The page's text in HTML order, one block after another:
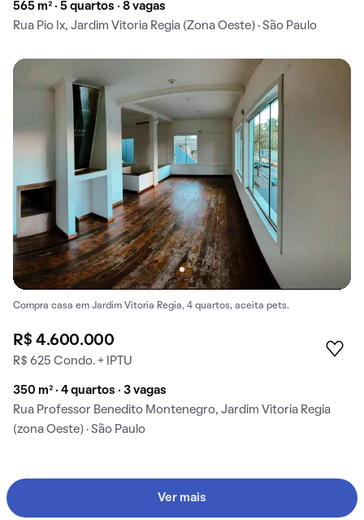
565 m² · 5 quartos · 8 vagas
Rua Pio Ix, Jardim Vitoria Regia (Zona Oeste) · São Paulo
Compra casa em Jardim Vitoria Regia, 4 quartos, aceita pets.
R$ 4.600.000
R$ 625 Condo. + IPTU
350 m² · 4 quartos · 3 vagas
Rua Professor Benedito Montenegro, Jardim Vitoria Regia
(zona Oeste) · São Paulo
Ver mais